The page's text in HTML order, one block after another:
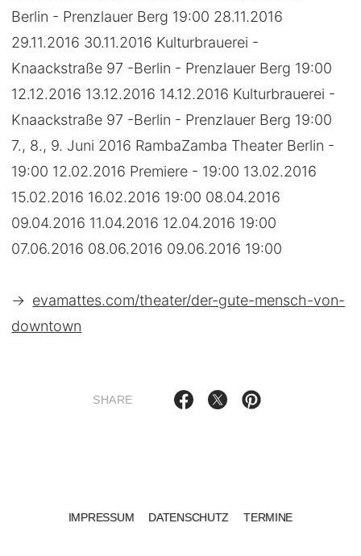
Berlin - Prenzlauer Berg 19:00 28.11.2016
29.11.2016 30.11.2016 Kulturbrauerei -
Knaackstraße 97 -Berlin - Prenzlauer Berg 19:00
12.12.2016 13.12.2016 14.12.2016 Kulturbrauerei -
Knaackstraße 97 -Berlin - Prenzlauer Berg 19:00
7., 8., 9. Juni 2016 RambaZamba Theater Berlin -
19:00 12.02.2016 Premiere - 19:00 13.02.2016
15.02.2016 16.02.2016 19:00 08.04.2016
09.04.2016 11.04.2016 12.04.2016 19:00
07.06.2016 08.06.2016 09.06.2016 19:00
→ evamattes.com/theater/der-gute-mensch-von-
downtown
SHARE
IMPRESSUM DATENSCHUTZ TERMINE